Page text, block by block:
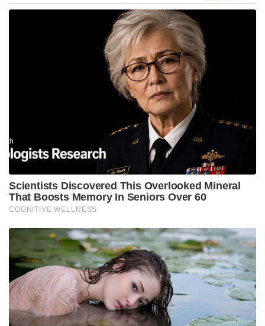
കിലോയോളം കഞ്ചാവ്ഹോസ്റ്റലിലെത്തി
കൈമാറിയെന്നാണ് ഇവരുടെ മൊഴി. ഇവർക്ക്
കഞ്ചാവ് നൽകിയ ഇതരസംസ്ഥാനക്കാരനെയും
പിടികൂടിയിട്ടില്ല. ഒഡിഷയിൽ നിന്ന് വ്യാപകമായി
കഞ്ചാവെത്തിക്കുന്നസംഘത്തിലെ അംഗമാണ്
ഇയാളെന്ന് സംശയിക്കുന്നു. അന്വേഷണം
പോളിടെക്നിക് ഹോസ്റ്റലിനുപുറത്തേക്കും
പോളിടെക്‌നിക്കിലെ കേസില്‍ കോട്ടയം സ്വദേശിയായ
വിദ്യാര്‍ത്ഥിയെയുംപോലീസ് ചോദ്യം ചെയ്തു.
ഹോസ്റ്റലിൽ പരിശോധന നടക്കുന്നതിനിടെ സാധനം
സേഫ് അല്ലെ എന്ന് ചോദിച്ച് ഫോണില്‍
വിളിച്ചവിദ്യാര്‍ത്ഥിയെയാണ് ചോദ്യം ചെയ്തത്.
പോലീസിന് ലഭിച്ചിട്ടില്ല.
Tags: case hostel KANJAV